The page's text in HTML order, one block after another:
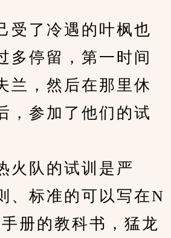
了冷遇的叶枫也
多停留，第一时间
兰，然后在那里休
，参加了他们的试
队的试训是严
、标准的可以写在N
册的教科书，猛龙